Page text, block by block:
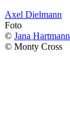
Axel Dielmann
Foto
© Jana Hartmann
© Monty Cross